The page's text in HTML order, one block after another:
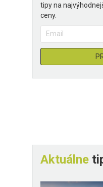
tipy na
ceny.
Aktuálne